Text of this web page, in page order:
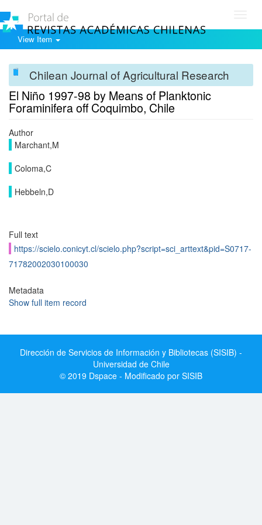
View Item
Chilean Journal of Agricultural Research
El Niño 1997-98 by Means of Planktonic
Foraminifera off Coquimbo, Chile
Author
Marchant,M
Coloma,C
Hebbeln,D
Full text
https://scielo.conicyt.cl/scielo.php?script=sci_arttext&pid=S0717-
71782002030100030
Metadata
Show full item record
Dirección de Servicios de Información y Bibliotecas (SISIB) -
Universidad de Chile
© 2019 Dspace - Modificado por SISIB